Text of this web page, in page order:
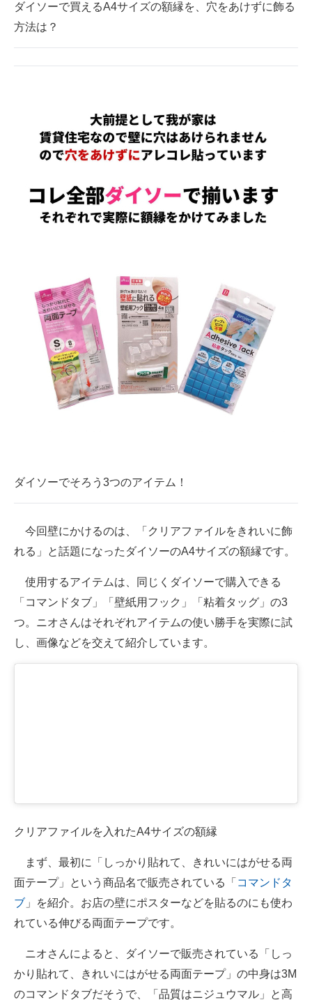
ダイソーで買えるA4サイズの額縁を、穴をあけずに飾る
方法は？
ダイソーでそろう3つのアイテム！
今回壁にかけるのは、「クリアファイルをきれいに飾
れる」と話題になったダイソーのA4サイズの額縁です。
使用するアイテムは、同じくダイソーで購入できる
「コマンドタブ」「壁紙用フック」「粘着タッグ」の3
つ。ニオさんはそれぞれアイテムの使い勝手を実際に試
し、画像などを交えて紹介しています。
クリアファイルを入れたA4サイズの額縁
まず、最初に「しっかり貼れて、きれいにはがせる両
面テープ」という商品名で販売されている「 コマンドタ
ブ 」を紹介。お店の壁にポスターなどを貼るのにも使わ
れている伸びる両面テープです。
ニオさんによると、ダイソーで販売されている「しっ
かり貼れて、きれいにはがせる両面テープ」の中身は3M
のコマンドタブだそうで、「品質はニジュウマル」と高